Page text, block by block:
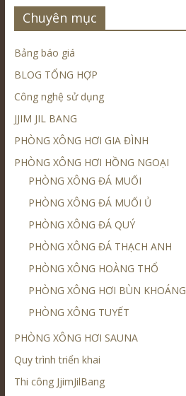
Chuyên mục
Bảng báo giá
BLOG TỔNG HỢP
Công nghệ sử dụng
JJIM JIL BANG
PHÒNG XÔNG HƠI GIA ĐÌNH
PHÒNG XÔNG HƠI HỒNG NGOẠI
PHÒNG XÔNG ĐÁ MUỐI
PHÒNG XÔNG ĐÁ MUỐI Ủ
PHÒNG XÔNG ĐÁ QUÝ
PHÒNG XÔNG ĐÁ THẠCH ANH
PHÒNG XÔNG HOÀNG THỔ
PHÒNG XÔNG HƠI BÙN KHOÁNG
PHÒNG XÔNG TUYẾT
PHÒNG XÔNG HƠI SAUNA
Quy trình triển khai
Thi công JjimJilBang